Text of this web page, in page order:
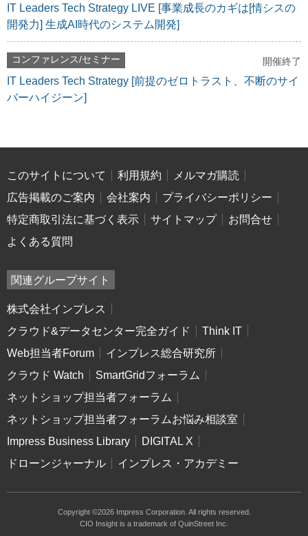
IT Leaders Tech Strategy LIVE [事業成長のカギは[情シスの
開発力] 生成AI時代のシステム開発]
コンファレンス/セミナー 開催終了
IT Leaders Tech Strategy [前提のゼロトラスト、不断のサイ
バーハイジーン]
このサイトについて 利用規約
メルマガ購読
広告掲載のご案内
会社案内
プライバシーポリシー
特定商取引法に基づく表示
サイトマップ
お問合せ
よくある質問
関連グループサイト
株式会社インプレス
クラウド&データセンター完全ガイド
Think IT
Web担当者Forum
インプレス総合研究所
クラウド Watch
SmartGridフォーラム
ネットショップ担当者フォーラム
ネットショップ担当者フォーラムお悩み相談室
Impress Business Library
DIGITAL X
ドローンジャーナル
インプレス・アカデミー
Copyright ©2026 Impress Corporation. All rights reserved.
CIO Insight is a trademark of QuinStreet Inc.